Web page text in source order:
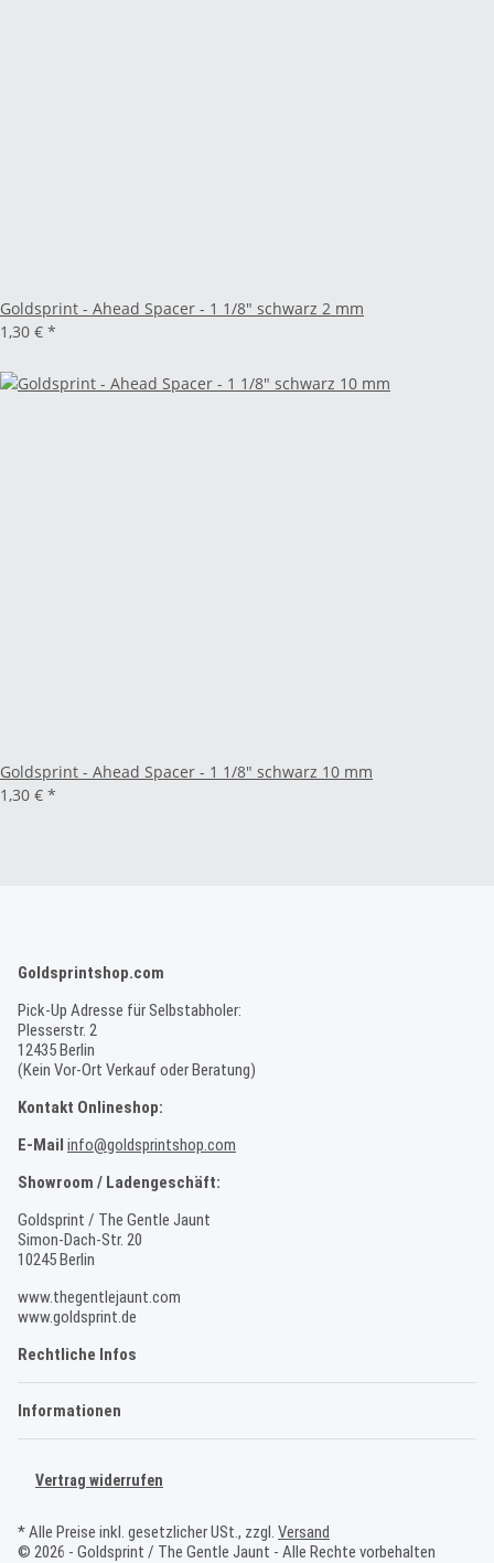
Goldsprint - Ahead Spacer - 1 1/8" schwarz 2 mm
1,30 € *
Goldsprint - Ahead Spacer - 1 1/8" schwarz 10 mm
1,30 € *
Goldsprintshop.com
Pick-Up Adresse für Selbstabholer:
Plesserstr. 2
12435 Berlin
(Kein Vor-Ort Verkauf oder Beratung)
Kontakt Onlineshop:
E-Mail info@goldsprintshop.com
Showroom / Ladengeschäft:
Goldsprint / The Gentle Jaunt
Simon-Dach-Str. 20
10245 Berlin
www.thegentlejaunt.com
www.goldsprint.de
Rechtliche Infos
Informationen
Vertrag widerrufen
* Alle Preise inkl. gesetzlicher USt., zzgl. Versand
© 2026 - Goldsprint / The Gentle Jaunt - Alle Rechte vorbehalten